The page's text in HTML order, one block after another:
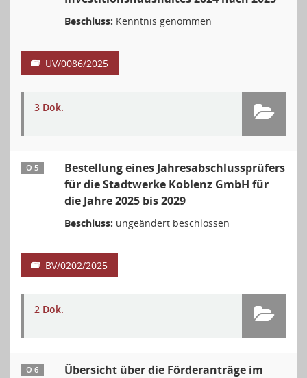
Beschluss: Kenntnis genommen
UV/0086/2025
3 Dok.
Ö 5
Bestellung eines Jahresabschlussprüfers
für die Stadtwerke Koblenz GmbH für
die Jahre 2025 bis 2029
Beschluss: ungeändert beschlossen
BV/0202/2025
2 Dok.
Ö 6
Übersicht über die Förderanträge im